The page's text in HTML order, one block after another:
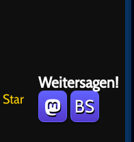
Weitersagen!
BS
Star